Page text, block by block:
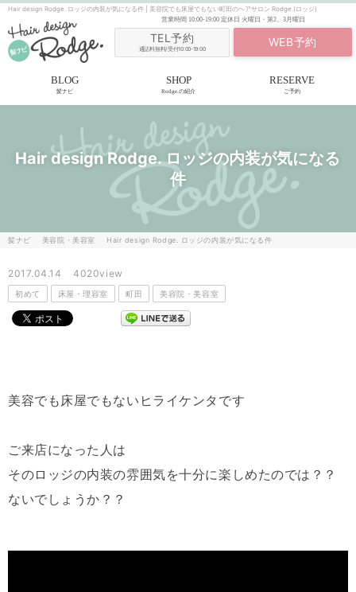
Hair design Rodge. ロッジの内装が気になる件 | 美容院でも床屋でもない町田のヘアサロン Rodge.(ロッジ)
営業時間 10:00-19:00定休日 火曜日・第2、3月曜日
TEL予約
通話料無料/受付10:00-19:00
WEB予約
BLOG
髪ナビ
SHOP
Rodge.の紹介
RESERVE
ご予約
Hair design Rodge. ロッジの内装が気になる
件
髪ナビ 美容院・美容室 Hair design Rodge. ロッジの内装が気になる件
2017.04.14 4020view
初めて 床屋・理容室 町田 美容院・美容室
美容でも床屋でもないヒライケンタです
ご来店になった人は
そのロッジの内装の雰囲気を十分に楽しめたのでは？？
ないでしょうか？？